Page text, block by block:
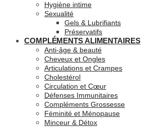
Hygiène intime
Sexualité
Gels & Lubrifiants
Préservatifs
COMPLÉMENTS ALIMENTAIRES
Anti-âge & beauté
Cheveux et Ongles
Articulations et Crampes
Cholestérol
Circulation et Cœur
Défenses Immunitaires
Compléments Grossesse
Féminité et Ménopause
Minceur & Détox